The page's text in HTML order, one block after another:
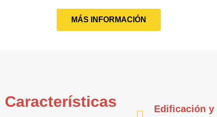
MÁS INFORMACIÓN
Características
Edificación y